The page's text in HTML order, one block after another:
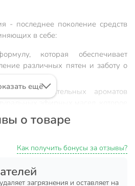
- последнее поколение средств
в себе:
которая обеспечивает
различных пятен и заботу о
притягательных ароматов
свежесть и чарующий
порошком производства ООО
ПАВ; < 5 % неионогенных ПАВ,
ещё
о товаре
Как получить бонусы за отзывы?
загрязнения и оставляет на